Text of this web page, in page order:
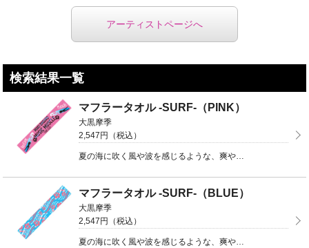
アーティストページへ
検索結果一覧
マフラータオル -SURF-（PINK）
大黒摩季
2,547円（税込）
夏の海に吹く風や波を感じるような、爽やかなサーフデザインのマフラータオル☆カラーとデザインは、PIN ...
マフラータオル -SURF-（BLUE）
大黒摩季
2,547円（税込）
夏の海に吹く風や波を感じるような、爽やかなサーフデザインのマフラータオル☆カラーとデザインは、PIN ...